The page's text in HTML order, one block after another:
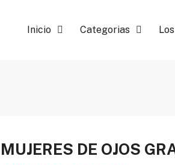
Inicio Categorias
MUJERES DE OJOS